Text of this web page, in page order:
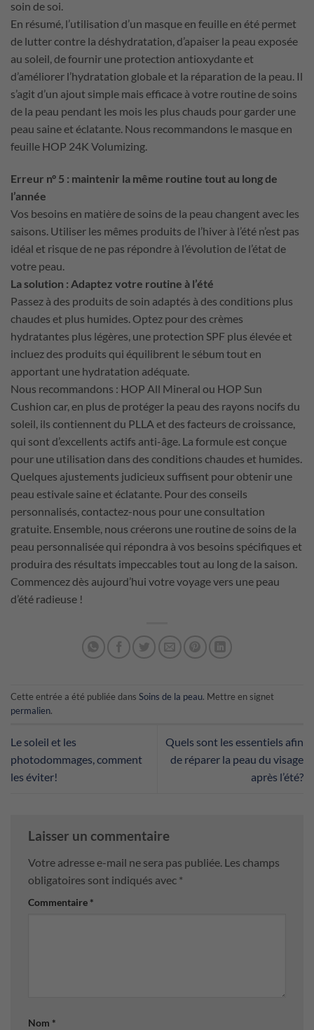
soin de soi.
En résumé, l’utilisation d’un masque en feuille en été permet
de lutter contre la déshydratation, d’apaiser la peau exposée
au soleil, de fournir une protection antioxydante et
d’améliorer l’hydratation globale et la réparation de la peau. Il
s’agit d’un ajout simple mais efficace à votre routine de soins
de la peau pendant les mois les plus chauds pour garder une
peau saine et éclatante. Nous recommandons le masque en
feuille HOP 24K Volumizing.
Erreur n° 5 : maintenir la même routine tout au long de
l’année
Vos besoins en matière de soins de la peau changent avec les
saisons. Utiliser les mêmes produits de l’hiver à l’été n’est pas
idéal et risque de ne pas répondre à l’évolution de l’état de
votre peau.
La solution : Adaptez votre routine à l’été
Passez à des produits de soin adaptés à des conditions plus
chaudes et plus humides. Optez pour des crèmes
hydratantes plus légères, une protection SPF plus élevée et
incluez des produits qui équilibrent le sébum tout en
apportant une hydratation adéquate.
Nous recommandons : HOP All Mineral ou HOP Sun
Cushion car, en plus de protéger la peau des rayons nocifs du
soleil, ils contiennent du PLLA et des facteurs de croissance,
qui sont d’excellents actifs anti-âge. La formule est conçue
pour une utilisation dans des conditions chaudes et humides.
Quelques ajustements judicieux suffisent pour obtenir une
peau estivale saine et éclatante. Pour des conseils
personnalisés, contactez-nous pour une consultation
gratuite. Ensemble, nous créerons une routine de soins de la
peau personnalisée qui répondra à vos besoins spécifiques et
produira des résultats impeccables tout au long de la saison.
Commencez dès aujourd’hui votre voyage vers une peau
d’été radieuse !
Cette entrée a été publiée dans Soins de la peau. Mettre en signet
permalien.
Le soleil et les
photodommages, comment
les éviter!
Quels sont les essentiels afin
de réparer la peau du visage
après l’été?
Laisser un commentaire
Votre adresse e-mail ne sera pas publiée. Les champs
obligatoires sont indiqués avec *
Commentaire *
Nom *